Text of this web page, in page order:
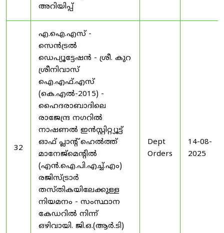
അറിയിപ്പ്
32
എ.ഐ.എസ് -
സെൻട്രൽ
ഡെപ്യൂട്ടേഷൻ - ശ്രീ. കുറ
ശ്രീനിവാസ്
ഐ.എഫ്.എസ്
(കെ.എൽ-2015) -
ഹൈദരാബാദിലെ
രാജേന്ദ്ര നഗറിൽ
നാഷണൽ ഇൻസ്റ്റിറ്റ്യൂട്ട്
ഓഫ് പ്ലാന്റ് ഹെൽത്ത്
മാനേജ്‌മെന്റിൽ
(എൻ.ഐ.പി.എച്ച്.എം)
രജിസ്ട്രാർ
തസ്തികയിലേക്കുള്ള
നിയമനം - സംസ്ഥാന
കേഡറിൽ നിന്ന്
ഒഴിവായി. ജി.ഒ.(ആർ.ടി)
Dept
Orders
14-08-
2025